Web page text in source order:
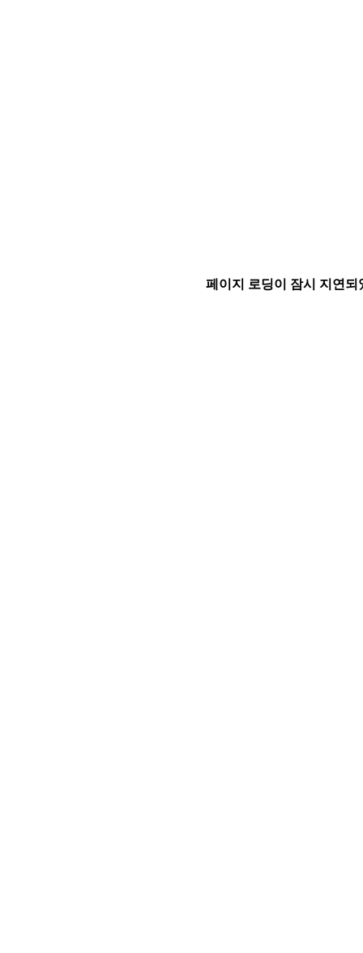
페이지 로딩이 잠시 지연